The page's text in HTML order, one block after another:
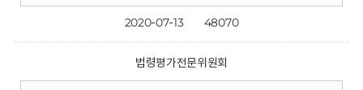
2020-07-13 48070
법령평가전문위원회